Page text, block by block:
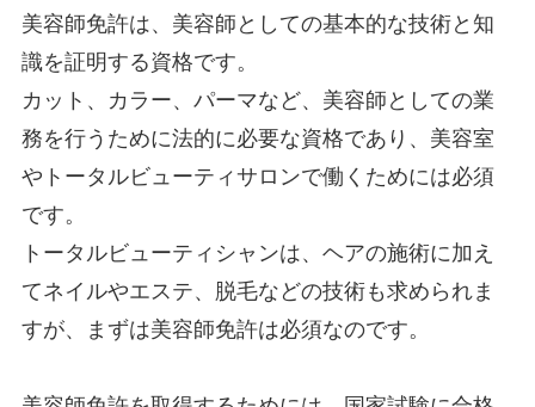
美容師免許は、美容師としての基本的な技術と知
識を証明する資格です。
カット、カラー、パーマなど、美容師としての業
務を行うために法的に必要な資格であり、美容室
やトータルビューティサロンで働くためには必須
です。
トータルビューティシャンは、ヘアの施術に加え
てネイルやエステ、脱毛などの技術も求められま
すが、まずは美容師免許は必須なのです。